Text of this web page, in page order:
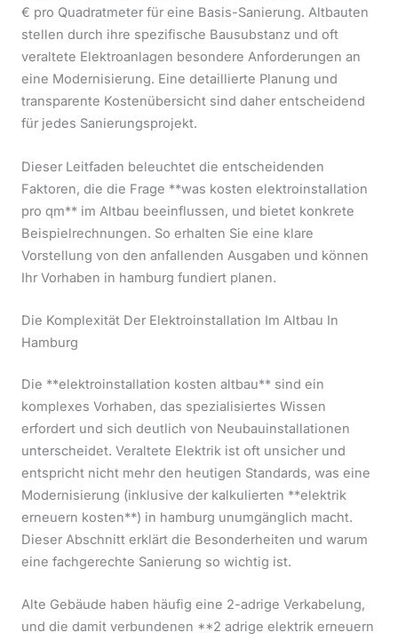
€ pro Quadratmeter für eine Basis-Sanierung. Altbauten
stellen durch ihre spezifische Bausubstanz und oft
veraltete Elektroanlagen besondere Anforderungen an
eine Modernisierung. Eine detaillierte Planung und
transparente Kostenübersicht sind daher entscheidend
für jedes Sanierungsprojekt.
Dieser Leitfaden beleuchtet die entscheidenden
Faktoren, die die Frage **was kosten elektroinstallation
pro qm** im Altbau beeinflussen, und bietet konkrete
Beispielrechnungen. So erhalten Sie eine klare
Vorstellung von den anfallenden Ausgaben und können
Ihr Vorhaben in hamburg fundiert planen.
Die Komplexität Der Elektroinstallation Im Altbau In
Hamburg
Die **elektroinstallation kosten altbau** sind ein
komplexes Vorhaben, das spezialisiertes Wissen
erfordert und sich deutlich von Neubauinstallationen
unterscheidet. Veraltete Elektrik ist oft unsicher und
entspricht nicht mehr den heutigen Standards, was eine
Modernisierung (inklusive der kalkulierten **elektrik
erneuern kosten**) in hamburg unumgänglich macht.
Dieser Abschnitt erklärt die Besonderheiten und warum
eine fachgerechte Sanierung so wichtig ist.
Alte Gebäude haben häufig eine 2-adrige Verkabelung,
und die damit verbundenen **2 adrige elektrik erneuern